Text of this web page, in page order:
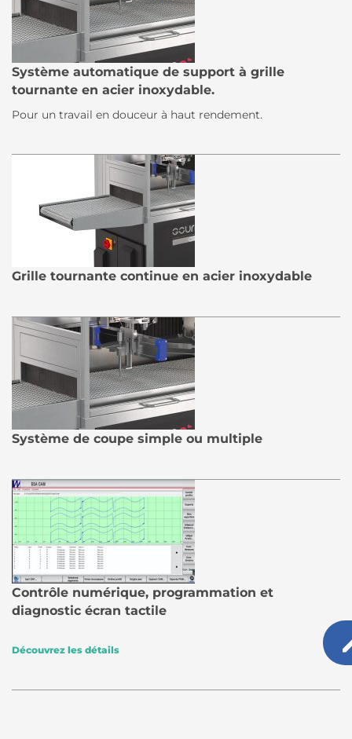
Système automatique de support à grille
tournante en acier inoxydable.
Pour un travail en douceur à haut rendement.
Grille tournante continue en acier inoxydable
Système de coupe simple ou multiple
Contrôle numérique, programmation et
diagnostic écran tactile
Découvrez les détails